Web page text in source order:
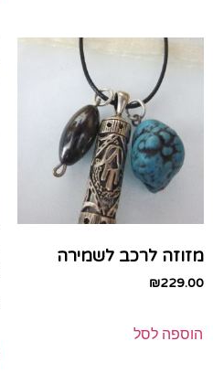
מזוזה לרכב לשמירה
₪229.00
הוספה לסל